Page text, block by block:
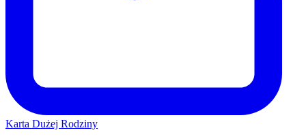
Karta Dużej Rodziny